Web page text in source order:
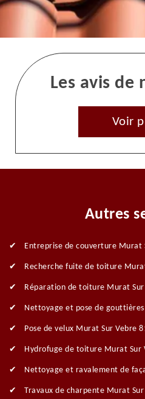
Les avis de
Voir
Autres
Entreprise de couverture Murat
Recherche fuite de toiture
Réparation de toiture Murat Sur
Nettoyage et pose de
Pose de velux Murat Sur Vebre
Hydrofuge de toiture Murat Sur
Nettoyage et ravalement de
Travaux de charpente Murat